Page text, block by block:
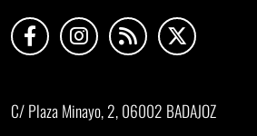
C/ Plaza Minayo, 2, 06002 BADAJOZ